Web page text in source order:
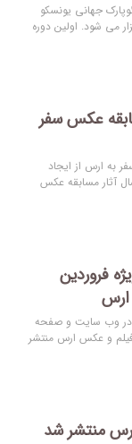
جهانی یونسکو
می شود. اولین دوره
عکس سفر
به ارس از ایجاد
آثار مسابقه عکس
فروردین
در وب سایت و صفحه
فیلم و عکس ارس منتشر
منتشر شد